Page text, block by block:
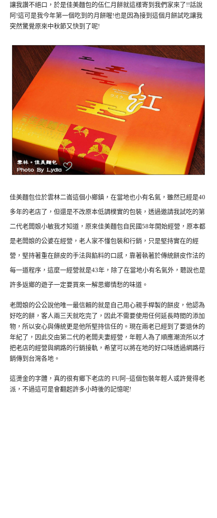
讓我讚不絕口，於是佳美麵包的伍仁月餅就這樣寄到我們家來了!!話說
阿!這可是我今年第一個吃到的月餅喔!也是因為接到這個月餅試吃讓我
突然驚覺原來中秋節又快到了呢!
佳美麵包位於雲林二崙這個小鄉鎮，在當地也小有名氣，雖然已經是40
多年的老店了，但還是不改原本低調樸實的包裝，透過邀請我試吃的第
二代老闆娘小敏我才知道，原來佳美麵包自民國58年開始經營，原本都
是老闆娘的公婆在經營，老人家不懂包裝和行銷，只是堅持實在的經
營，堅持著重在餅皮的手法與餡料的口感，靠著執著於傳統餅皮作法的
每一道程序，這麼一經營就是43年，除了在當地小有名氣外，聽說也是
許多返鄉的遊子一定要買來一解思鄉情愁的味道。
老闆娘的公公說他唯一最信賴的就是自己用心親手桿製的餅皮，他認為
好吃的餅，客人兩三天就吃完了，因此不需要使用任何延長時間的添加
物，所以安心與傳統更是他所堅持信任的。現在兩老已經到了要退休的
年紀了，因此交由第二代的老闆夫妻經營，年輕人為了順應潮流所以才
把老店的經營與網路的行銷接軌，希望可以將在地的好口味透過網路行
銷傳到台灣各地。
這燙金的字體，真的很有鄉下老店的 FU阿~這個包裝年輕人或許覺得老
派，不過這可是會翻起許多小時後的記憶呢!